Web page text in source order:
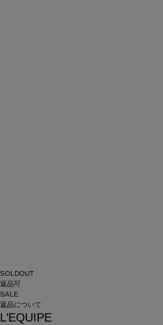
SOLDOUT
返品可
SALE
返品について
L'EQUIPE